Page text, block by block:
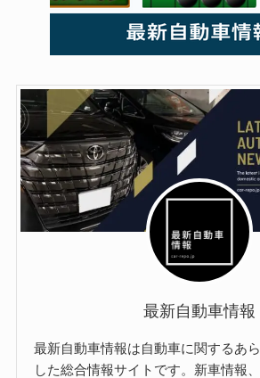
最新自動車情報
最新自動車情報は自動車に関するあ
した総合情報サイトです。新車情報